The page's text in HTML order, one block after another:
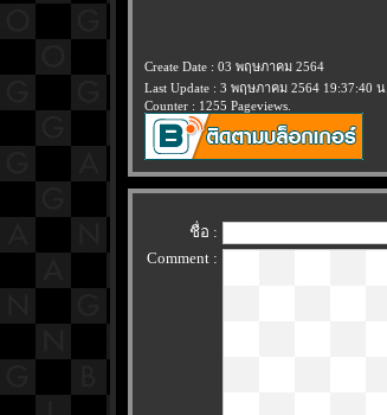
Create Date : 03 พฤษภาคม 2564
Last Update : 3 พฤษภาคม 2564 19:37:40 น.
Counter : 1255 Pageviews.
ชื่อ :
Comment :